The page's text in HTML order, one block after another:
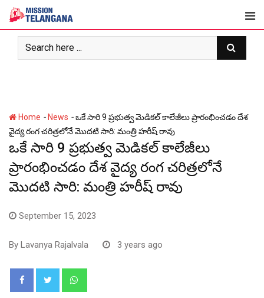
Skip
content
Home - News -ఒకే సారి 9 ప్రభుత్వ మెడికల్ కాలేజీలు ప్రారంభించడం దేశ
వైద్య రంగ చరిత్రలోనే మొదటి సారి: మంత్రి హరీష్ రావు
ఒకే సారి 9 ప్రభుత్వ మెడికల్ కాలేజీలు
ప్రారంభించడం దేశ వైద్య రంగ చరిత్రలోనే
మొదటి సారి: మంత్రి హరీష్ రావు
September 15, 2023
By Lavanya Rajalvala 3 years ago